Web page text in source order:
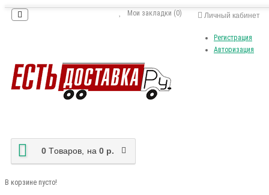
Личный кабинет
Регистрация
Авторизация
Мои закладки (0)
0 Tоваров, на 0 р.
В корзине пусто!